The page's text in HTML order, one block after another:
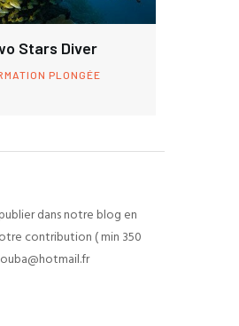
Stars Diver
PLONGÉE
dans notre blog en
contribution ( min 350